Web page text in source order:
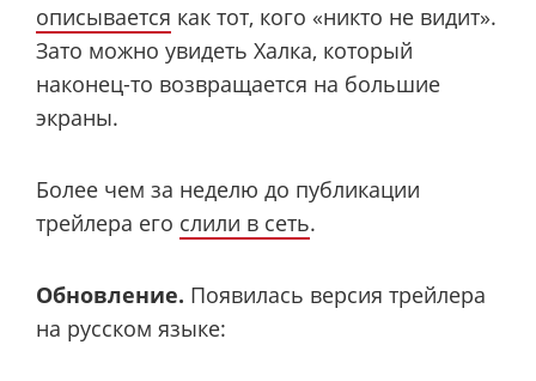
описывается как тот, кого «никто не видит».
Зато можно увидеть Халка, который
наконец-то возвращается на большие
экраны.
Более чем за неделю до публикации
трейлера его слили в сеть.
Обновление. Появилась версия трейлера
на русском языке: